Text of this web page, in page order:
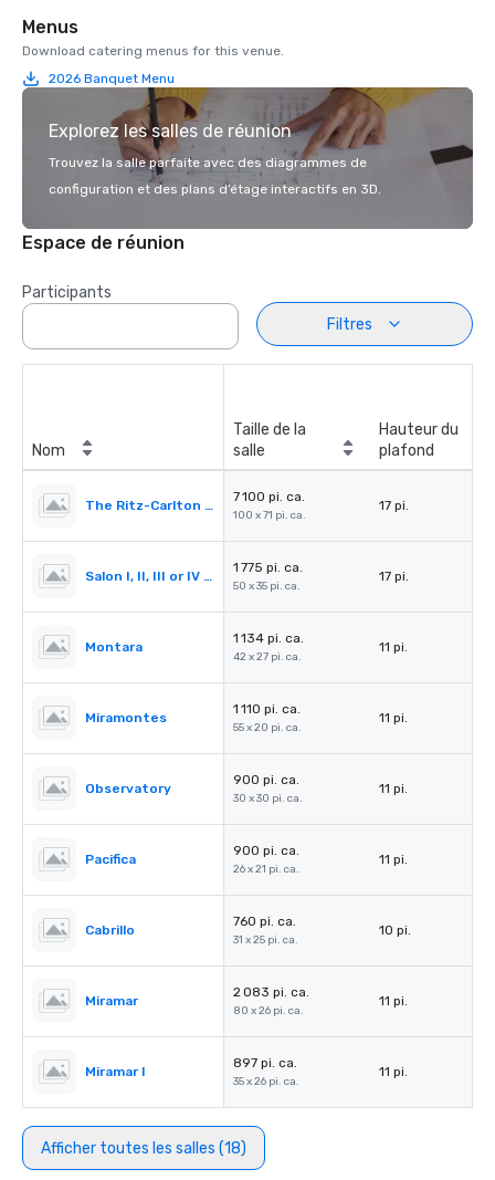
Menus
Download catering menus for this venue.
2026 Banquet Menu
Explorez les salles de réunion
Trouvez la salle parfaite avec des diagrammes de
configuration et des plans d’étage interactifs en 3D.
Espace de réunion
Participants
Filtres
Nom
Taille de la
salle
Hauteur du
plafond
The Ritz-Carlton Ballroom
7 100 pi. ca.
100 x 71 pi. ca.
17 pi.
Salon I, II, III or IV (Ballroom)
1 775 pi. ca.
50 x 35 pi. ca.
17 pi.
Montara
1 134 pi. ca.
42 x 27 pi. ca.
11 pi.
Miramontes
1 110 pi. ca.
55 x 20 pi. ca.
11 pi.
Observatory
900 pi. ca.
30 x 30 pi. ca.
11 pi.
Pacifica
900 pi. ca.
26 x 21 pi. ca.
11 pi.
Cabrillo
760 pi. ca.
31 x 25 pi. ca.
10 pi.
Miramar
2 083 pi. ca.
80 x 26 pi. ca.
11 pi.
Miramar I
897 pi. ca.
35 x 26 pi. ca.
11 pi.
Afficher toutes les salles (18)